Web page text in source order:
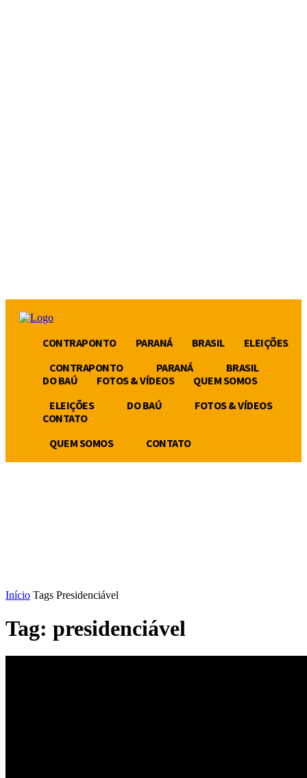
CONTRAPONTO PARANÁ BRASIL
ELEIÇÕES DO BAÚ FOTOS & VÍDEOS
QUEM SOMOS CONTATO
CONTRAPONTO PARANÁ BRASIL ELEIÇÕES
DO BAÚ FOTOS & VÍDEOS QUEM SOMOS
CONTATO
Início Tags Presidenciável
Tag: presidenciável